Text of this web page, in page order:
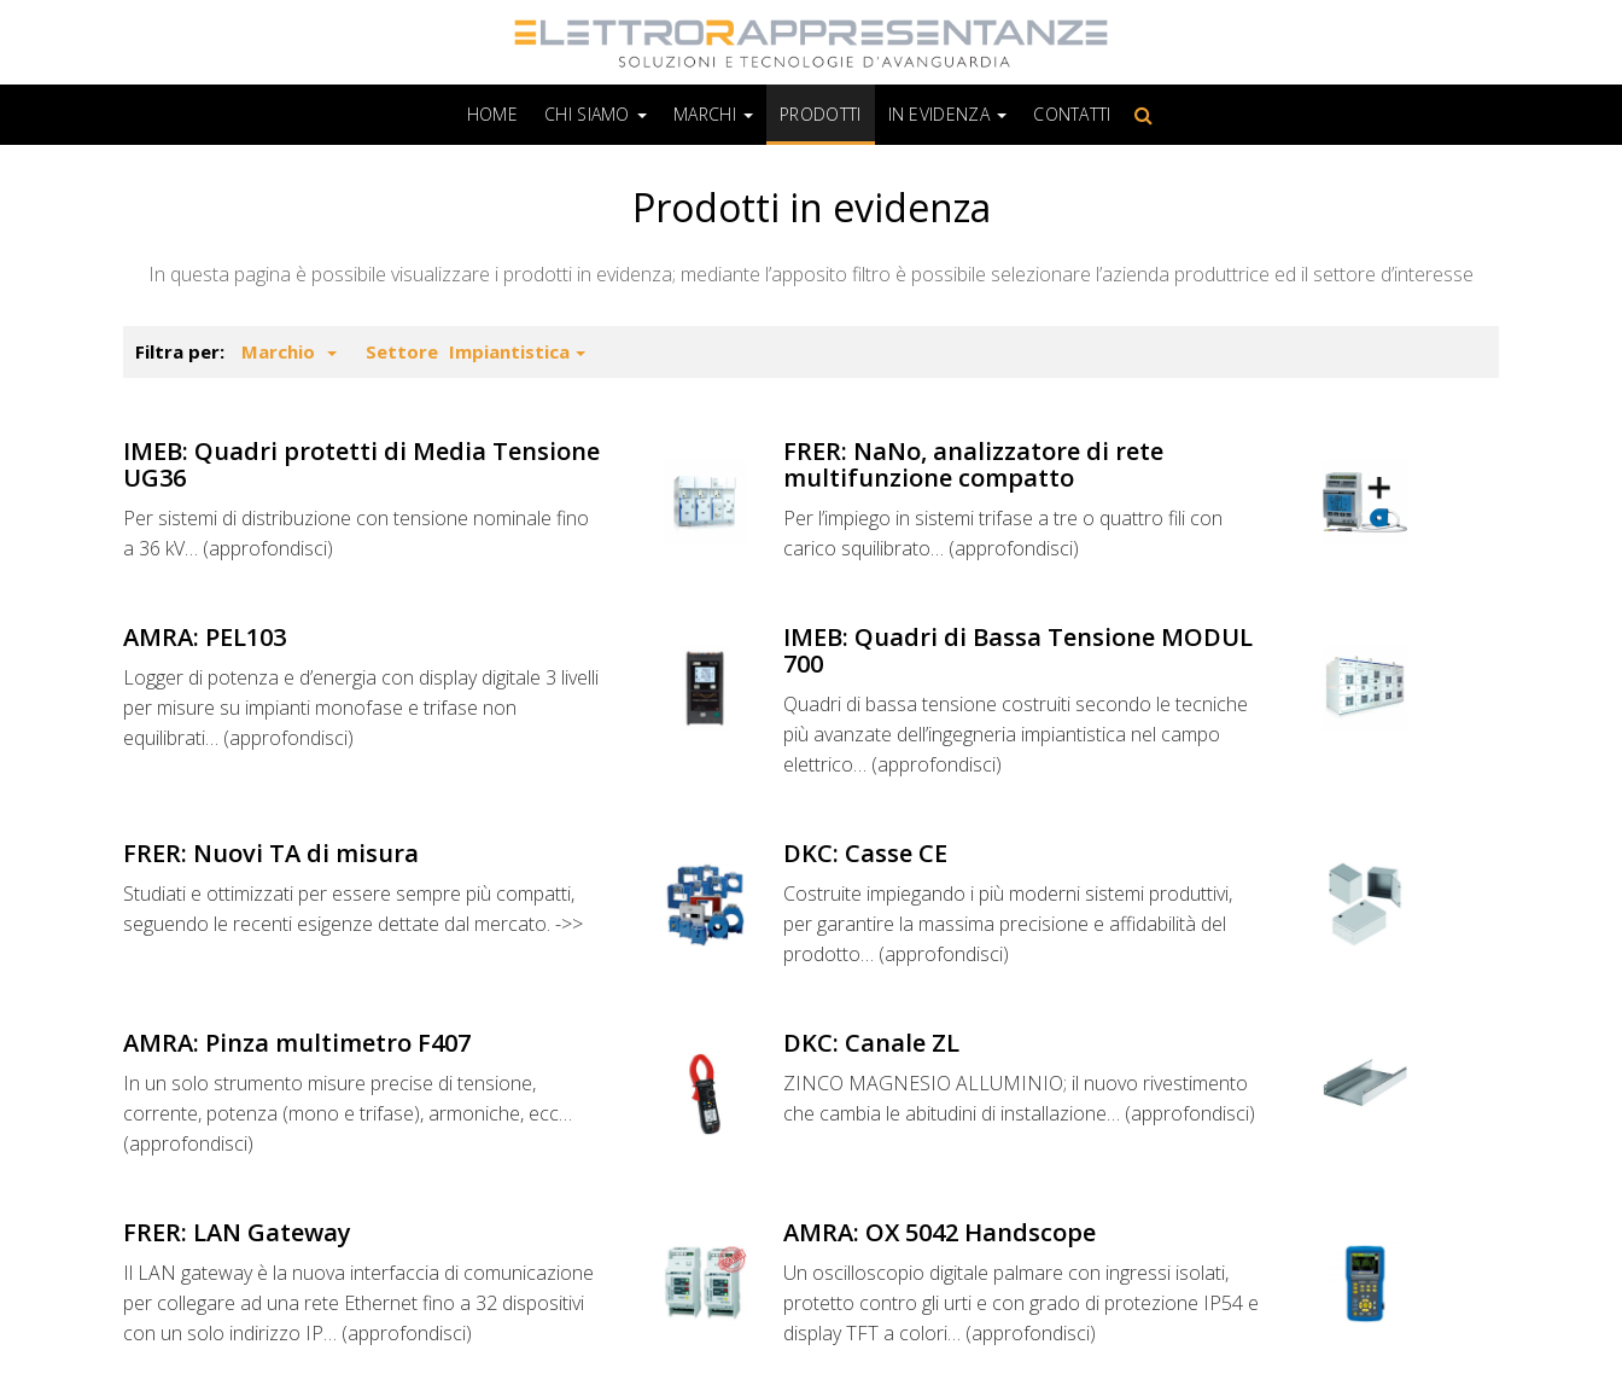
HOME CHI SIAMO MARCHI PRODOTTI IN EVIDENZA CONTATTI
Prodotti in evidenza
In questa pagina è possibile visualizzare i prodotti in evidenza; mediante l’apposito filtro è possibile selezionare l’azienda produttrice ed il settore d’interesse
Filtra per: Marchio Settore Impiantistica
IMEB: Quadri protetti di Media Tensione
UG36
Per sistemi di distribuzione con tensione nominale fino
a 36 kV… (approfondisci)
FRER: NaNo, analizzatore di rete
multifunzione compatto
Per l’impiego in sistemi trifase a tre o quattro fili con
carico squilibrato… (approfondisci)
AMRA: PEL103
Logger di potenza e d’energia con display digitale 3 livelli
per misure su impianti monofase e trifase non
equilibrati… (approfondisci)
IMEB: Quadri di Bassa Tensione MODUL
700
Quadri di bassa tensione costruiti secondo le tecniche
più avanzate dell’ingegneria impiantistica nel campo
elettrico… (approfondisci)
FRER: Nuovi TA di misura
Studiati e ottimizzati per essere sempre più compatti,
seguendo le recenti esigenze dettate dal mercato. ->>
DKC: Casse CE
Costruite impiegando i più moderni sistemi produttivi,
per garantire la massima precisione e affidabilità del
prodotto… (approfondisci)
AMRA: Pinza multimetro F407
In un solo strumento misure precise di tensione,
corrente, potenza (mono e trifase), armoniche, ecc…
(approfondisci)
DKC: Canale ZL
ZINCO MAGNESIO ALLUMINIO; il nuovo rivestimento
che cambia le abitudini di installazione… (approfondisci)
FRER: LAN Gateway
Il LAN gateway è la nuova interfaccia di comunicazione
per collegare ad una rete Ethernet fino a 32 dispositivi
con un solo indirizzo IP… (approfondisci)
AMRA: OX 5042 Handscope
Un oscilloscopio digitale palmare con ingressi isolati,
protetto contro gli urti e con grado di protezione IP54 e
display TFT a colori… (approfondisci)